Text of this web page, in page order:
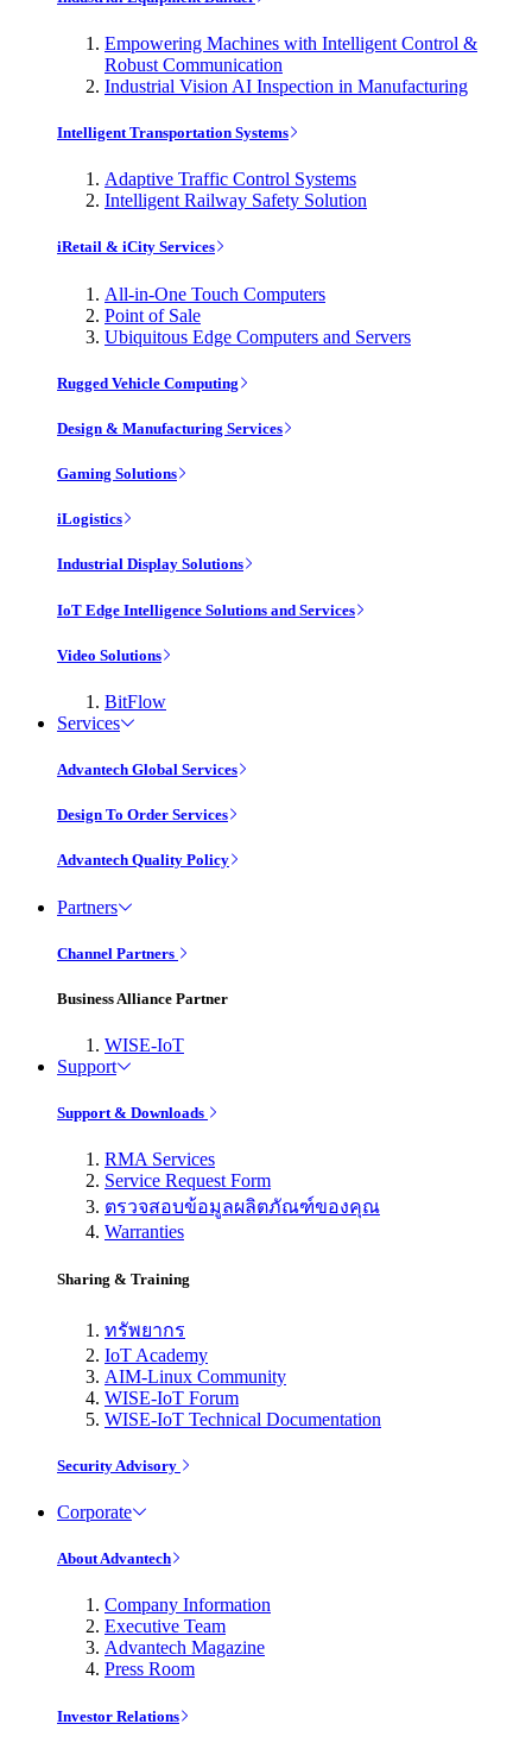
Empowering Machines with Intelligent Control &
Robust Communication
Industrial Vision AI Inspection in Manufacturing
Intelligent Transportation Systems
Adaptive Traffic Control Systems
Intelligent Railway Safety Solution
iRetail & iCity Services
All-in-One Touch Computers
Point of Sale
Ubiquitous Edge Computers and Servers
Rugged Vehicle Computing
Design & Manufacturing Services
Gaming Solutions
iLogistics
Industrial Display Solutions
IoT Edge Intelligence Solutions and Services
Video Solutions
BitFlow
Services
Advantech Global Services
Design To Order Services
Advantech Quality Policy
Partners
Channel Partners
Business Alliance Partner
WISE-IoT
Support
Support & Downloads
RMA Services
Service Request Form
ตรวจสอบข้อมูลผลิตภัณฑ์ของคุณ
Warranties
Sharing & Training
ทรัพยากร
IoT Academy
AIM-Linux Community
WISE-IoT Forum
WISE-IoT Technical Documentation
Security Advisory
Corporate
About Advantech
Company Information
Executive Team
Advantech Magazine
Press Room
Investor Relations